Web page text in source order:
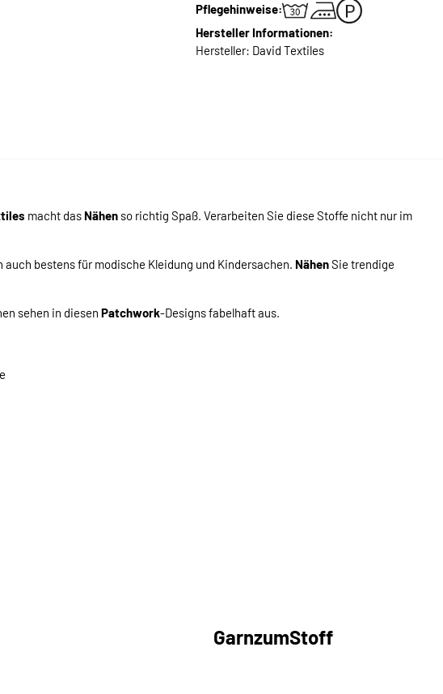
Pflegehinweise:
Hersteller Informationen:
Hersteller: David Textiles
macht das Nähen so richtig Spaß. Verarbeiten Sie diese Stoffe nicht nur im
auch bestens für modische Kleidung und Kindersachen. NähenSie trendige
sehen in diesen Patchwork-Designs fabelhaft aus.
GarnzumStoff